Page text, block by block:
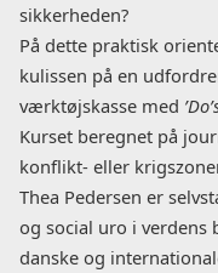
sikkerheden?
På dette praktisk
kulissen på en
værktøjskasse med
Kurset beregnet på
konflikt- eller
Thea Pedersen er
og social uro i verdens
danske og